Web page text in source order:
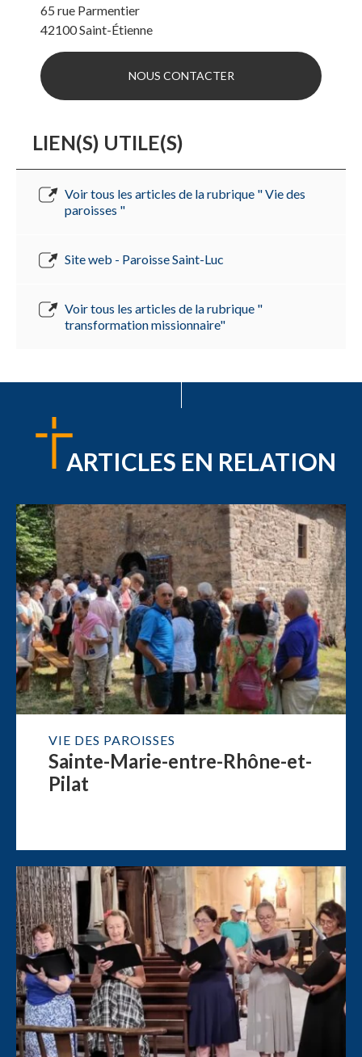
65 rue Parmentier
42100Saint-Étienne
NOUS CONTACTER
LIEN(S) UTILE(S)
Voir tous les articles de la rubrique " Vie des
paroisses "
Site web - Paroisse Saint-Luc
Voir tous les articles de la rubrique "
transformation missionnaire"
ARTICLES EN RELATION
VIE DES PAROISSES
Sainte-Marie-entre-Rhône-et-
Pilat